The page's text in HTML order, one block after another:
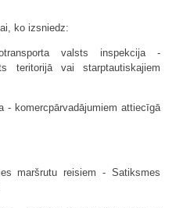
ko izsniedz:
valsts inspekcija -
teritorijā vai starptautiskajiem
- komercpārvadājumiem attiecīgā
maršrutu reisiem - Satiksmes